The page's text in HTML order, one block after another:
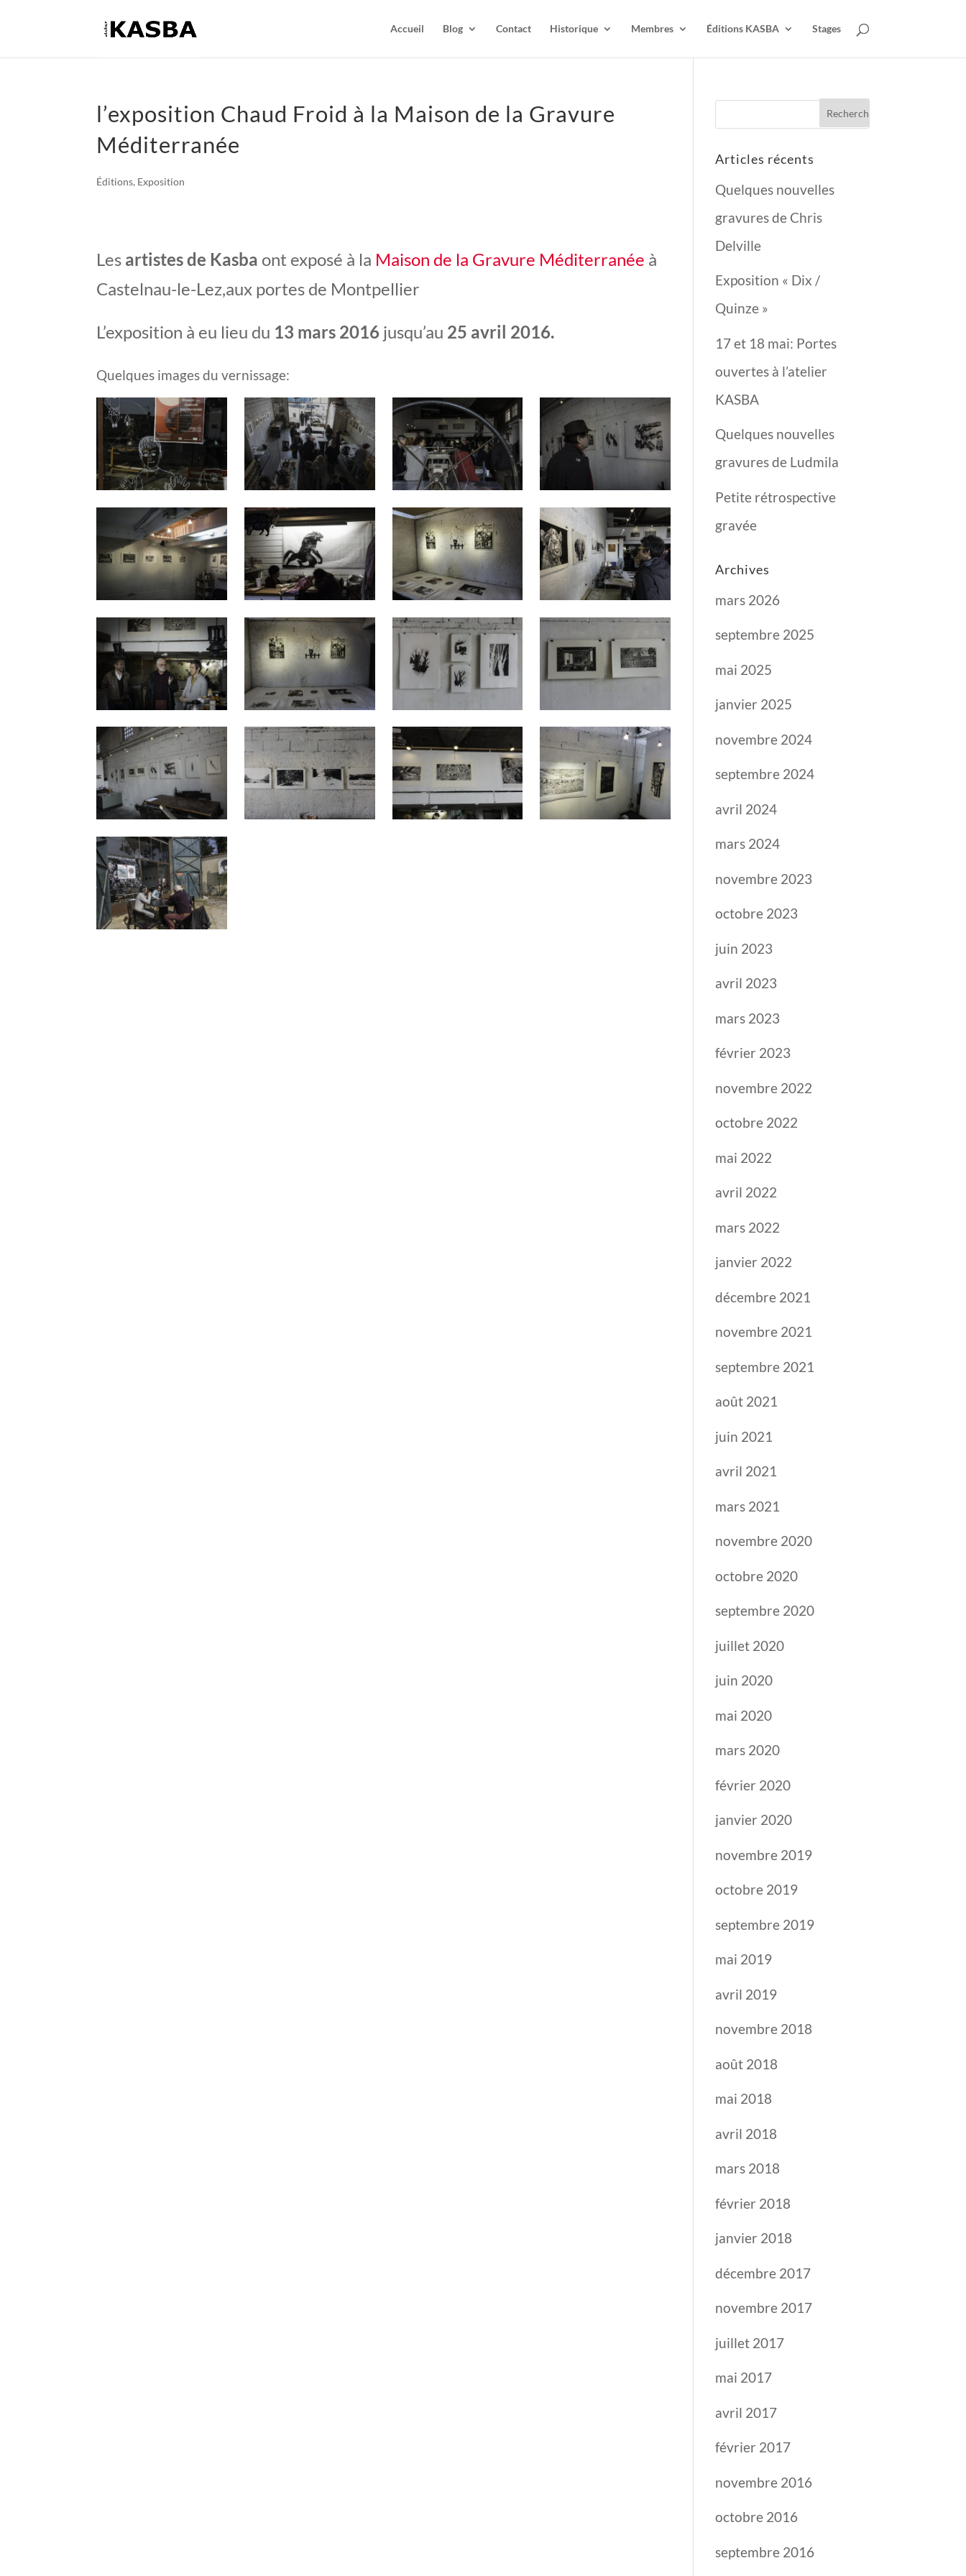
Accueil Blog Contact Historique Membres Éditions KASBA Stages
l’exposition Chaud Froid à la Maison de la Gravure
Méditerranée
Éditions, Exposition
Les artistes de Kasba ont exposé à la Maison de la Gravure Méditerranée à
Castelnau-le-Lez,aux portes de Montpellier
L’exposition à eu lieu du 13 mars 2016 jusqu’au 25 avril 2016.
Quelques images du vernissage:
Articles récents
Quelques nouvelles
gravures de Chris
Delville
Exposition « Dix /
Quinze »
17 et 18 mai: Portes
ouvertes à l’atelier
KASBA
Quelques nouvelles
gravures de Ludmila
Petite rétrospective
gravée
Archives
mars 2026
septembre 2025
mai 2025
janvier 2025
novembre 2024
septembre 2024
avril 2024
mars 2024
novembre 2023
octobre 2023
juin 2023
avril 2023
mars 2023
février 2023
novembre 2022
octobre 2022
mai 2022
avril 2022
mars 2022
janvier 2022
décembre 2021
novembre 2021
septembre 2021
août 2021
juin 2021
avril 2021
mars 2021
novembre 2020
octobre 2020
septembre 2020
juillet 2020
juin 2020
mai 2020
mars 2020
février 2020
janvier 2020
novembre 2019
octobre 2019
septembre 2019
mai 2019
avril 2019
novembre 2018
août 2018
mai 2018
avril 2018
mars 2018
février 2018
janvier 2018
décembre 2017
novembre 2017
juillet 2017
mai 2017
avril 2017
février 2017
novembre 2016
octobre 2016
septembre 2016